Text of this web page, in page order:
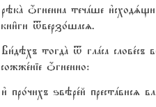
рэкA џгненна течaше
кни6ги tверзо1шасz.
Ви1дэхъ тогдA t глaса слове1съ
сожже1ніе џгненно:
и3 про1чихъ ѕвэре1й престaвисz